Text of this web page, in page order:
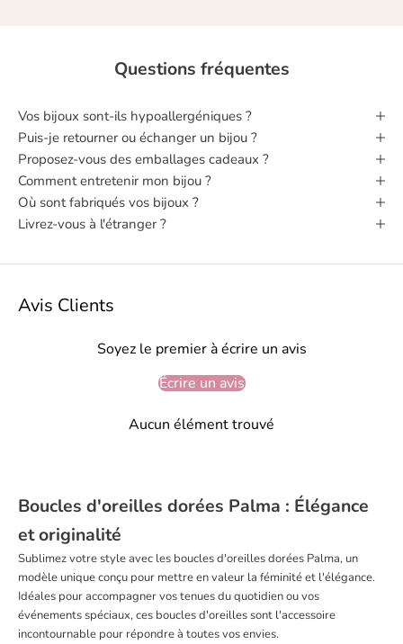
Questions fréquentes
Vos bijoux sont‑ils hypoallergéniques ?
Puis‑je retourner ou échanger un bijou ?
Proposez-vous des emballages cadeaux ?
Comment entretenir mon bijou ?
Où sont fabriqués vos bijoux ?
Livrez-vous à l'étranger ?
Avis Clients
Soyez le premier à écrire un avis
Écrire un avis
Aucun élément trouvé
Boucles d'oreilles dorées Palma : Élégance
et originalité
Sublimez votre style avec les boucles d'oreilles dorées Palma, un
modèle unique conçu pour mettre en valeur la féminité et l'élégance.
Idéales pour accompagner vos tenues du quotidien ou vos
événements spéciaux, ces boucles d'oreilles sont l'accessoire
incontournable pour répondre à toutes vos envies.